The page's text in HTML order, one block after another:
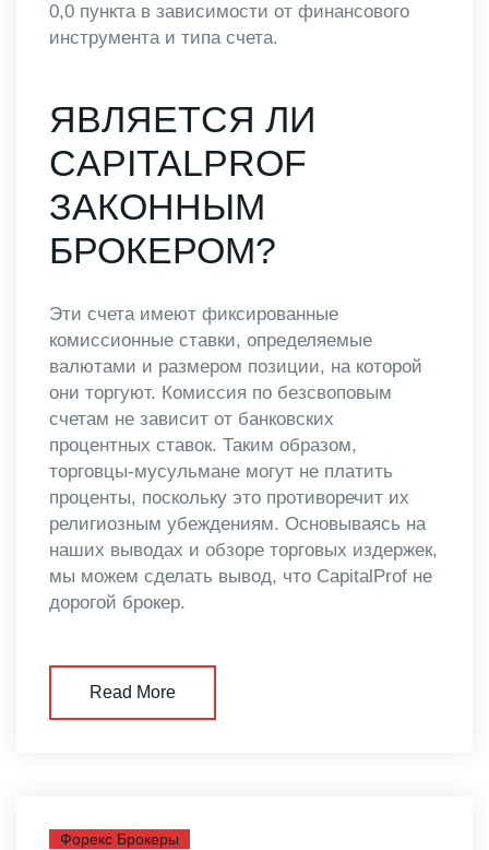
0,0 пункта в зависимости от финансового
инструмента и типа счета.
ЯВЛЯЕТСЯ ЛИ
CAPITALPROF
ЗАКОННЫМ
БРОКЕРОМ?
Эти счета имеют фиксированные
комиссионные ставки, определяемые
валютами и размером позиции, на которой
они торгуют. Комиссия по безсвоповым
счетам не зависит от банковских
процентных ставок. Таким образом,
торговцы-мусульмане могут не платить
проценты, поскольку это противоречит их
религиозным убеждениям. Основываясь на
наших выводах и обзоре торговых издержек,
мы можем сделать вывод, что CapitalProf не
дорогой брокер.
Read More
Форекс Брокеры